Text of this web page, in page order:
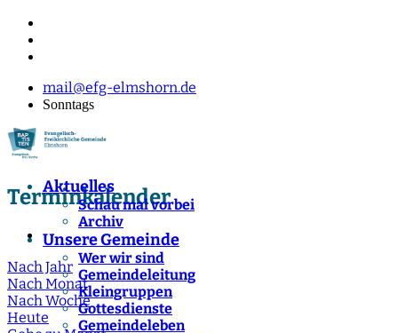
mail@efg-elmshorn.de
Sonntags
Aktuelles
Schau mal vorbei
Archiv
Unsere Gemeinde
Wer wir sind
Gemeindeleitung
Kleingruppen
Gottesdienste
Gemeindeleben
Terminkalender
Nach Jahr
Nach Monat
Nach Woche
Heute